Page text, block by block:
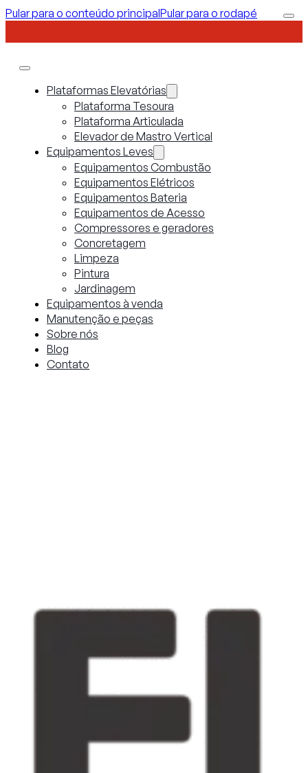
Pular para o conteúdo principalPular para o rodapé
Plataformas Elevatórias
Plataforma Tesoura
Plataforma Articulada
Elevador de Mastro Vertical
Equipamentos Leves
Equipamentos Combustão
Equipamentos Elétricos
Equipamentos Bateria
Equipamentos de Acesso
Compressores e geradores
Concretagem
Limpeza
Pintura
Jardinagem
Equipamentos à venda
Manutenção e peças
Sobre nós
Blog
Contato